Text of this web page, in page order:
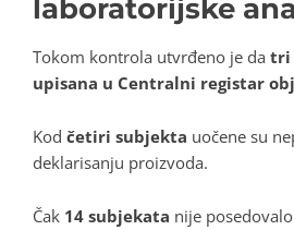
laboratorijske
Tokom kontrola utvrđeno je da tri
upisana u Centralni registar
Kod četiri subjekta uočene su
deklarisanju proizvoda.
Čak 14 subjekata nije